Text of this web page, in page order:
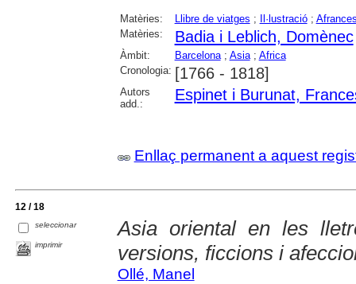
Matèries: Llibre de viatges ; Il·lustració;
Matèries:
Badia i Leblich, Domènec
Àmbit: Barcelona; Asia; Africa
Cronologia: [1766 - 1818]
Autors
add.:
Espinet i Burunat,
Enllaç permanent a aquest
12 / 18
seleccionar
imprimir
Asia oriental en les
versions, ficcions i
Ollé, Manel